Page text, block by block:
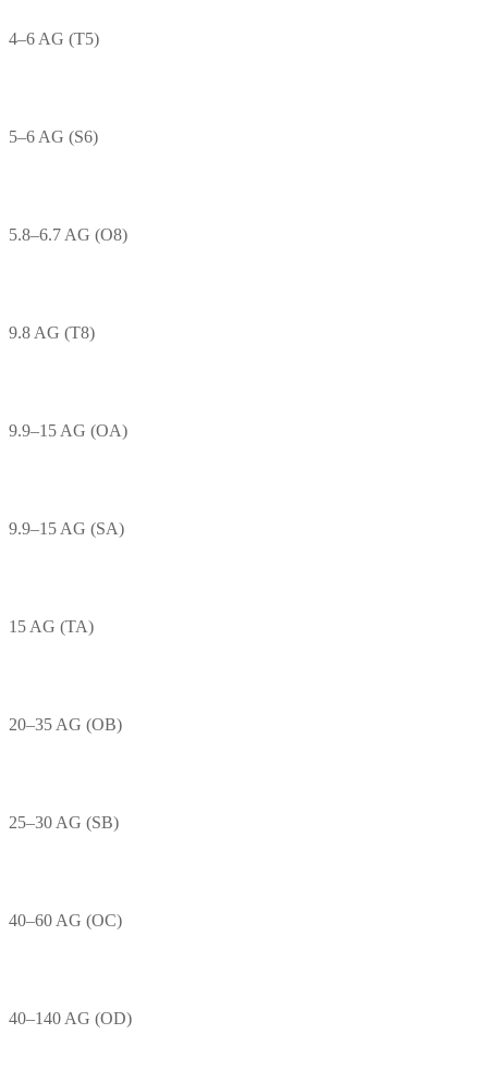
4–6 AG (T5)
5–6 AG (S6)
5.8–6.7 AG (O8)
9.8 AG (T8)
9.9–15 AG (OA)
9.9–15 AG (SA)
15 AG (TA)
20–35 AG (OB)
25–30 AG (SB)
40–60 AG (OC)
40–140 AG (OD)